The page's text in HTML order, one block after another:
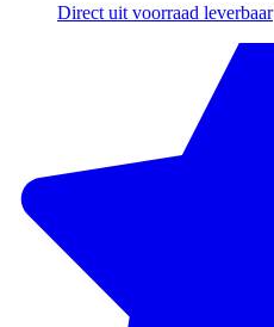
Direct uit voorraad leverbaar